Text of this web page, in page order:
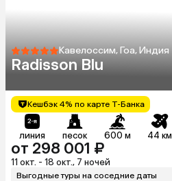
Кавелоссим, Гоа, Индия
Radisson Blu
Кешбэк 4% по карте Т-Банка
линия песок 600 м 44 км
от 298 001 ₽
11 окт. - 18 окт., 7 ночей
Выгодные туры на соседние даты